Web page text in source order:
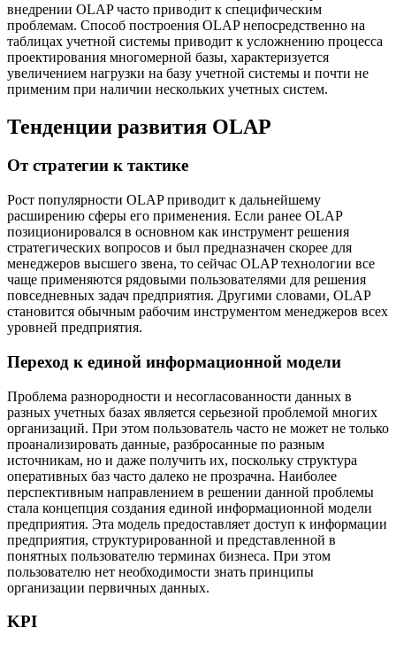
внедрении OLAP часто приводит к специфическим
проблемам. Способ построения OLAP непосредственно на
таблицах учетной системы приводит к усложнению процесса
проектирования многомерной базы, характеризуется
увеличением нагрузки на базу учетной системы и почти не
применим при наличии нескольких учетных систем.
Тенденции развития OLAP
От стратегии к тактике
Рост популярности OLAP приводит к дальнейшему
расширению сферы его применения. Если ранее OLAP
позиционировался в основном как инструмент решения
стратегических вопросов и был предназначен скорее для
менеджеров высшего звена, то сейчас OLAP технологии все
чаще применяются рядовыми пользователями для решения
повседневных задач предприятия. Другими словами, OLAP
становится обычным рабочим инструментом менеджеров всех
уровней предприятия.
Переход к единой информационной модели
Проблема разнородности и несогласованности данных в
разных учетных базах является серьезной проблемой многих
организаций. При этом пользователь часто не может не только
проанализировать данные, разбросанные по разным
источникам, но и даже получить их, поскольку структура
оперативных баз часто далеко не прозрачна. Наиболее
перспективным направлением в решении данной проблемы
стала концепция создания единой информационной модели
предприятия. Эта модель предоставляет доступ к информации
предприятия, структурированной и представленной в
понятных пользователю терминах бизнеса. При этом
пользователю нет необходимости знать принципы
организации первичных данных.
KPI